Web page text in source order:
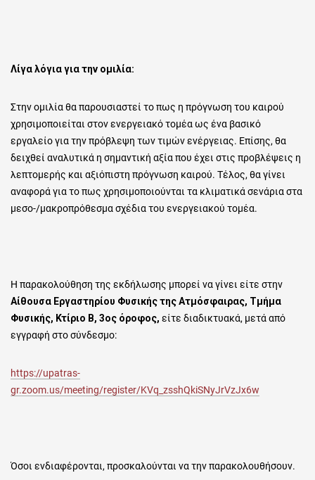
Λίγα λόγια για την ομιλία:
Στην ομιλία θα παρουσιαστεί το πως η πρόγνωση του καιρού
χρησιμοποιείται στον ενεργειακό τομέα ως ένα βασικό
εργαλείο για την πρόβλεψη των τιμών ενέργειας. Επίσης, θα
δειχθεί αναλυτικά η σημαντική αξία που έχει στις προβλέψεις η
λεπτομερής και αξιόπιστη πρόγνωση καιρού. Τέλος, θα γίνει
αναφορά για το πως χρησιμοποιούνται τα κλιματικά σενάρια στα
μεσο-/μακροπρόθεσμα σχέδια του ενεργειακού τομέα.
Η παρακολούθηση της εκδήλωσης μπορεί να γίνει είτε στην
Αίθουσα Εργαστηρίου Φυσικής της Ατμόσφαιρας, Τμήμα
Φυσικής, Κτίριο Β, 3ος όροφος, είτε διαδικτυακά, μετά από
εγγραφή στο σύνδεσμο:
https://upatras-
gr.zoom.us/meeting/register/KVq_zsshQkiSNyJrVzJx6w
Όσοι ενδιαφέρονται, προσκαλούνται να την παρακολουθήσουν.